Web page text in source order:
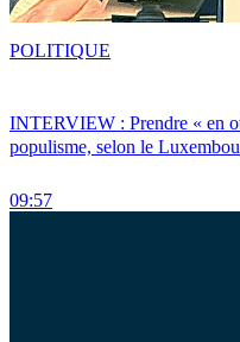
INTERVIEW : Prendre « en
populisme, selon le
09:57
POLITIQUE